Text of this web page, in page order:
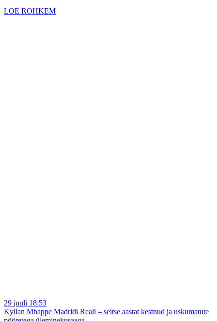
LOE ROHKEM
29 juuli 18:53
Kylian Mbappe Madridi Reali – seitse aastat kestnud ja uskumatute